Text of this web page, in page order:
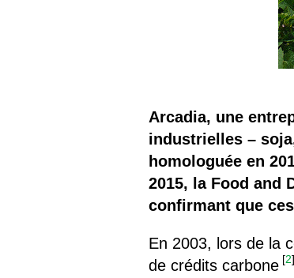
Arcadia, une
industrielles –
homologuée en
2015, la Food and
confirmant que
En 2003, lors de la
de crédits carbone [2]